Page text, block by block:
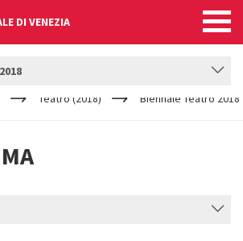
DI VENEZIA
Teatro (2018) Biennale Teatro 2018